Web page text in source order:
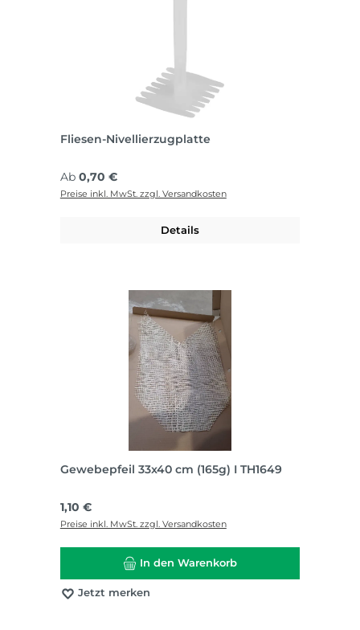
Fliesen-Nivellierzugplatte
Regulärer Preis:
Ab 0,70 €
Preise inkl. MwSt. zzgl. Versandkosten
Details
Gewebepfeil 33x40 cm (165g) I TH1649
Regulärer Preis:
1,10 €
Preise inkl. MwSt. zzgl. Versandkosten
In den Warenkorb
Jetzt merken